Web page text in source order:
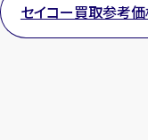
セイコー買取参考